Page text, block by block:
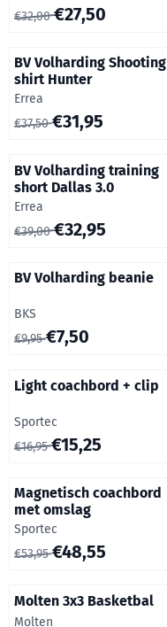
Van 32,00 voor 27,50
€32,00€27,50
BV Volharding Shooting
shirt Hunter
Merk:
Errea
Van 37,50 voor 31,95
€37,50€31,95
BV Volharding training
short Dallas 3.0
Merk:
Errea
Van 39,00 voor 32,95
€39,00€32,95
BV Volharding beanie
Merk:
BKS
Van 9,95 voor 7,50
€9,95€7,50
Light coachbord + clip
Merk:
Sportec
Van 16,95 voor 15,25
€16,95€15,25
Magnetisch coachbord
met omslag
Merk:
Sportec
Van 53,95 voor 48,55
€53,95€48,55
Molten 3x3 Basketbal
Merk:
Molten